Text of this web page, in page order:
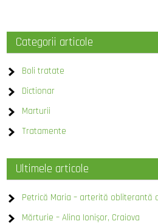
Categorii articole
Boli tratate
Dictionar
Marturii
Tratamente
Ultimele articole
Petrică Maria – arterită obliterantă
Mărturie – Alina Ionișor, Craiova